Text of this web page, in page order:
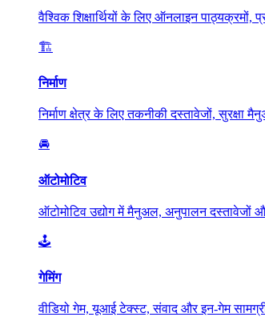
वैश्विक शिक्षार्थियों के लिए ऑनलाइन पाठ्यक्रमों,
🏗️
निर्माण
निर्माण क्षेत्र के लिए तकनीकी दस्तावेजों, सुरक्षा
🚘
ऑटोमोटिव
ऑटोमोटिव उद्योग में मैनुअल, अनुपालन दस्तावेजों
🕹️
गेमिंग
वीडियो गेम, यूआई टेक्स्ट, संवाद और इन-गेम